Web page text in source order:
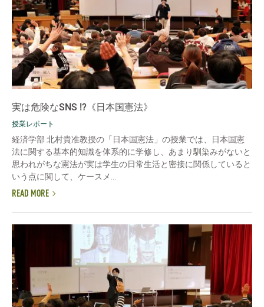
実は危険なSNS !?《日本国憲法》
授業レポート
経済学部 北村貴准教授の「日本国憲法」の授業では、日本国憲
法に関する基本的知識を体系的に学修し、あまり馴染みがないと
思われがちな憲法が実は学生の日常生活と密接に関係していると
いう点に関して、ケースメ...
READ MORE